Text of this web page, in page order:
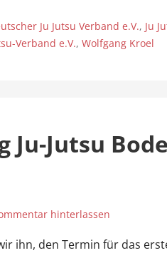
Ju Jutsu Verband e.V., Ju
Verband e.V., Wolfgang Kroel
Ju-Jutsu
hinterlassen
ihn, den Termin für das